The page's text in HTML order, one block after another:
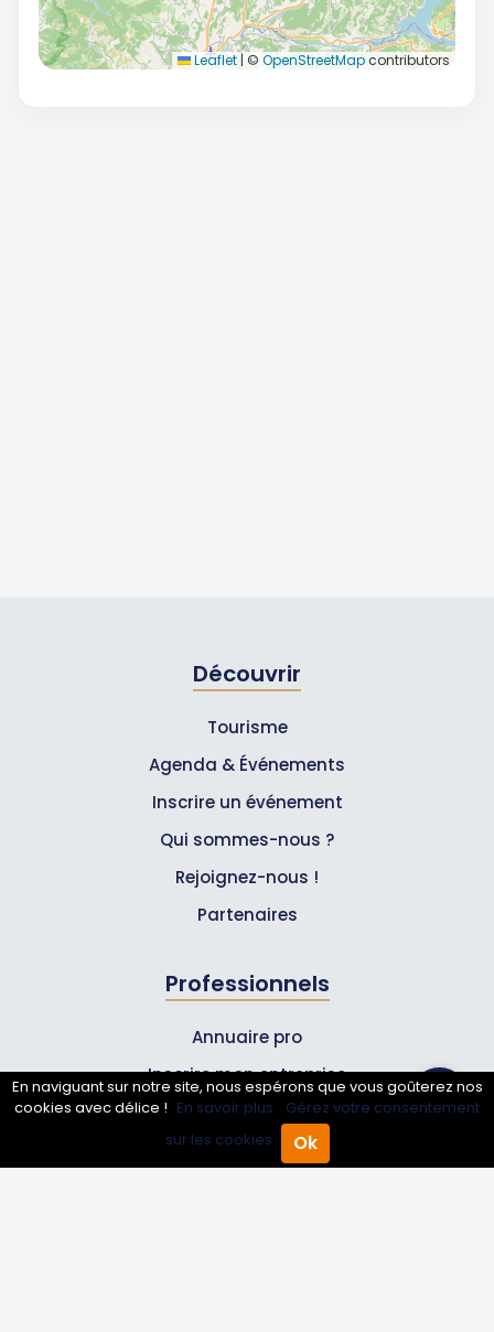
Annuaire Pro Agenda
Leaflet | © OpenStreetMapcontributors
Découvrir
Tourisme
Agenda & Événements
Inscrire un événement
Qui sommes-nous ?
Rejoignez-nous !
Partenaires
Professionnels
Annuaire pro
Inscrire mon entreprise
Les Abonnements Pros
En naviguant sur notre site, nous espérons que vous goûterez nos
cookies avec délice ! En savoir plus. Gérez votre consentement
sur les cookies.
Ok